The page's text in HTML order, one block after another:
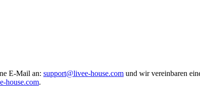
E-Mail an: support@livee-house.com und wir vereinbaren
house.com.